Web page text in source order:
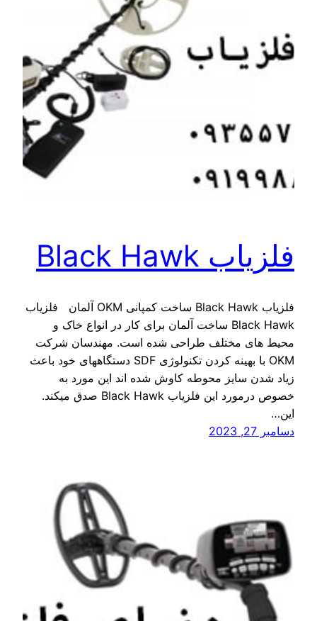
فلزیاب Black Hawk
فلزیاب Black Hawk ساخت کمپانی OKM آلمان فلزیاب
Black Hawk ساخت آلمان برای کار در انواع خاک و
محیط های مختلف طراحی شده است. مهندسان شرکت
OKM با بهینه کردن تکنولوژی SDF دستگاههای خود باعث
زیاد شدن سایز محوطه کاوش شده اند این مورد به
خصوص درمورد این فلزیاب Black Hawk صدق میکند.
این…
دسامبر 27, 2023